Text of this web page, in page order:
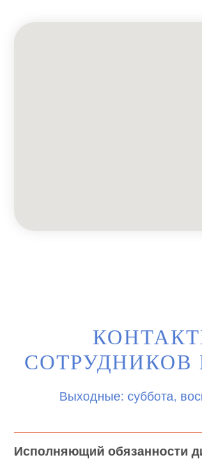
СОТРУДНИКОВ
Выходные: суббота,
Исполняющий обязанности